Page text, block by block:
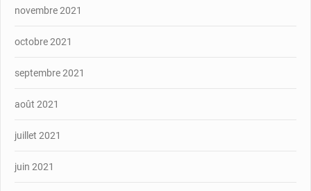
novembre 2021
octobre 2021
septembre 2021
août 2021
juillet 2021
juin 2021